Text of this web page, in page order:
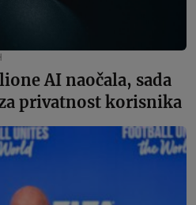
AI naočala, sada
privatnost korisnika